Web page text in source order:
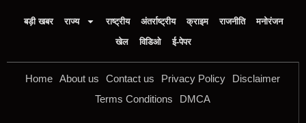
बड़ी खबर राज्य राष्ट्रीय अंतर्राष्ट्रीय क्राइम राजनीति
मनोरंजन
खेल
विडिओ ई-पेपर
Home About us Contact us Privacy Policy
Disclaimer
Terms Conditions
DMCA